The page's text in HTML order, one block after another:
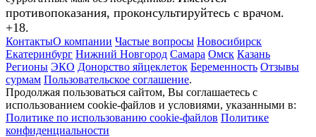
противопоказания, проконсультируйтесь с врачом.
+18.
КонтактыО компании Частые вопросы Новосибирск
Екатеринбург Нижний Новгород Самара Омск Казань
Регионы ЭКО Донорство яйцеклеток Беременность Отзывы
сурмам Пользовательское соглашение.
Продолжая пользоваться сайтом, Вы соглашаетесь с
использованием cookie-файлов и условиями, указанными в:
Политике по использованию cookie-файлов Политике
конфиденциальности